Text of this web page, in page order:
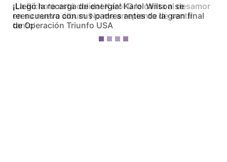
¡La Bichota está dolida! Karol G le canta al desamor
en su nuevo álbum ‘No me arrepiento de sentir
tanto’